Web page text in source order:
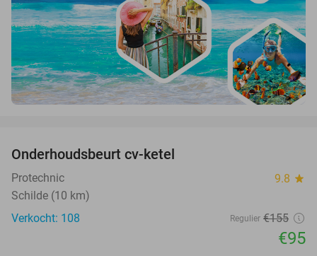
Onderhoudsbeurt cv-ketel
Protechnic 9.8 star
Schilde (10 km)
Verkocht: 108
Regulier €155
€95